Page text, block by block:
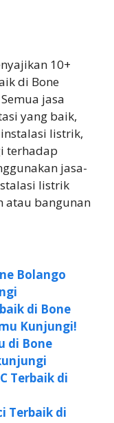
10+
di Bone
jasa
yang baik,
listrik,
terhadap
jasa-
listrik
atau bangunan
Bolango
di Bone
Kunjungi!
di Bone
Terbaik di
Terbaik di